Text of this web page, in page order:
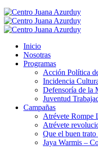
Inicio
Nosotras
Programas
Acción Política
Incidencia
Defensoría de la
Juventud
Campañas
Atrévete Rompe
Atrévete
Que el buen trato
Jaya Warmis –